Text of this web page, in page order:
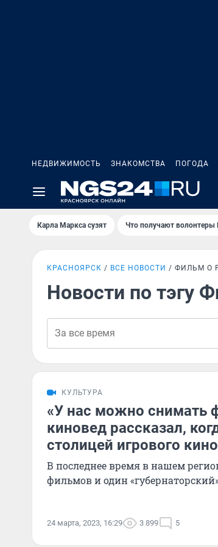
НЕДВИЖИМОСТЬ ЗНАКОМСТВА ПОГОДА
Карла Маркса сузят Что получают волонтеры
КРАСНОЯРСК ВСЕ НОВОСТИ ФИЛЬМ О
Новости по тэгу
КУЛЬТУРА
«У нас можно снимать
киновед рассказал,
столицей игрового кино
В последнее время в нашем
фильмов и один
24 марта, 2023, 16:29 3 899 5